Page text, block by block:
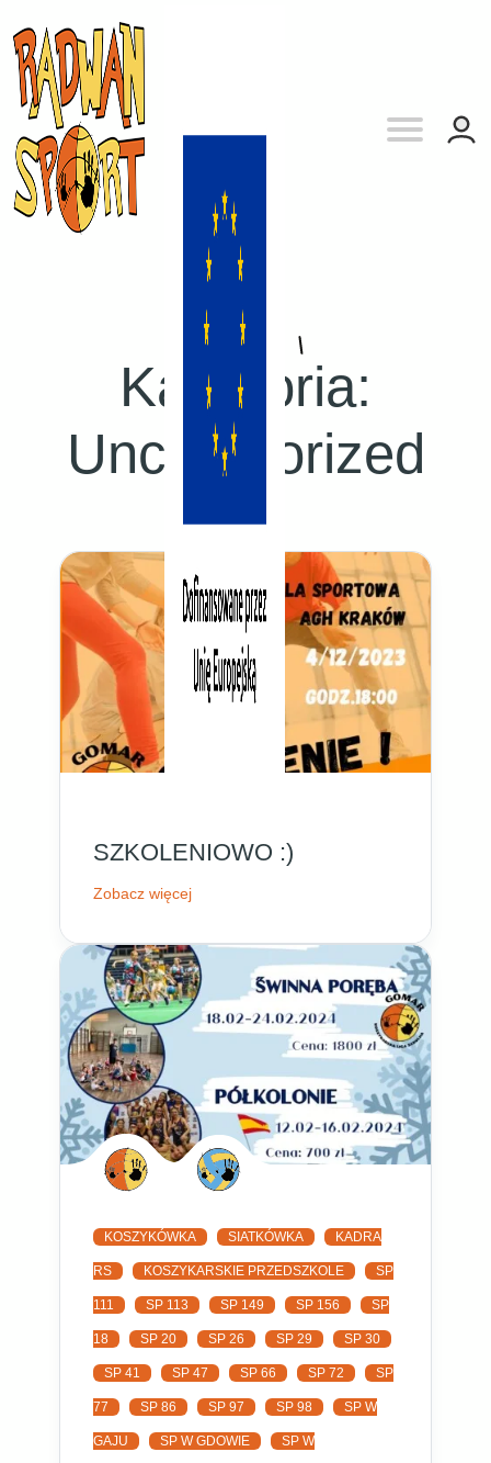
Kategoria:
Uncategorized
SZKOLENIOWO :)
Zobacz więcej
KOSZYKÓWKA SIATKÓWKA KADRA
RS KOSZYKARSKIE PRZEDSZKOLE SP
111 SP 113 SP 149 SP 156 SP
18 SP 20 SP 26 SP 29 SP 30
SP 41 SP 47 SP 66 SP 72 SP
77 SP 86 SP 97 SP 98 SP W
GAJU SP W GDOWIE SP W